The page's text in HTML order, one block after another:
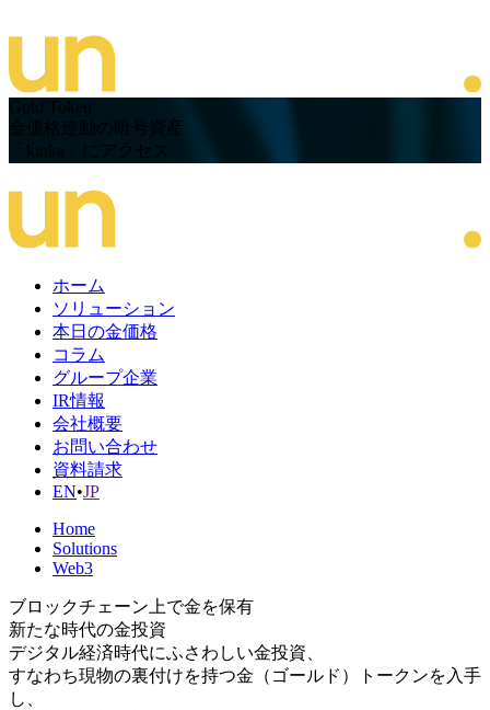
Gold Token
金価格連動の暗号資産
kinka 」にアクセス
ホーム
ソリューション
本日の金価格
コラム
グループ企業
IR情報
会社概要
お問い合わせ
資料請求
EN•JP
Home
Solutions
Web3
ブロックチェーン上で金を保有
新たな時代の金投資
デジタル経済時代にふさわしい金投資、
すなわち現物の裏付けを持つ金（ゴールド）トークンを入手
し、